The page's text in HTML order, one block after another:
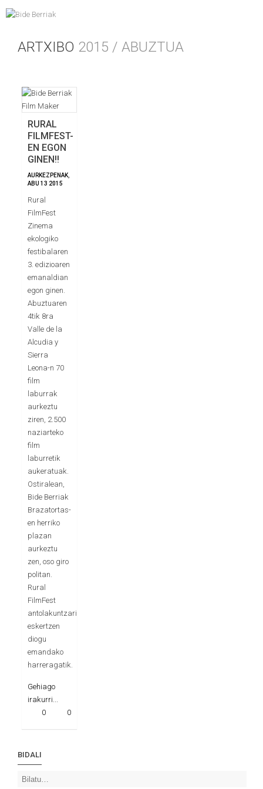
ARTXIBO 2015 / ABUZTUA
RURAL
FILMFEST-
EN EGON
GINEN!!
AURKEZPENAK
ABU 13 2015
Rural
FilmFest
Zinema
ekologiko
festibalaren
3. edizioaren
emanaldian
egon ginen.
Abuztuaren
4tik 8ra
Valle de la
Alcudia y
Sierra
Leona-n 70
film
laburrak
aurkeztu
ziren, 2.500
naziarteko
film
laburretik
aukeratuak.
Ostiralean,
Bide Berriak
Brazatortas-
en herriko
plazan
aurkeztu
zen, oso giro
politan.
Rural
FilmFest
antolakuntzari
eskertzen
diogu
emandako
harreragatik.
Gehiago
irakurri...
0
0
BIDALI